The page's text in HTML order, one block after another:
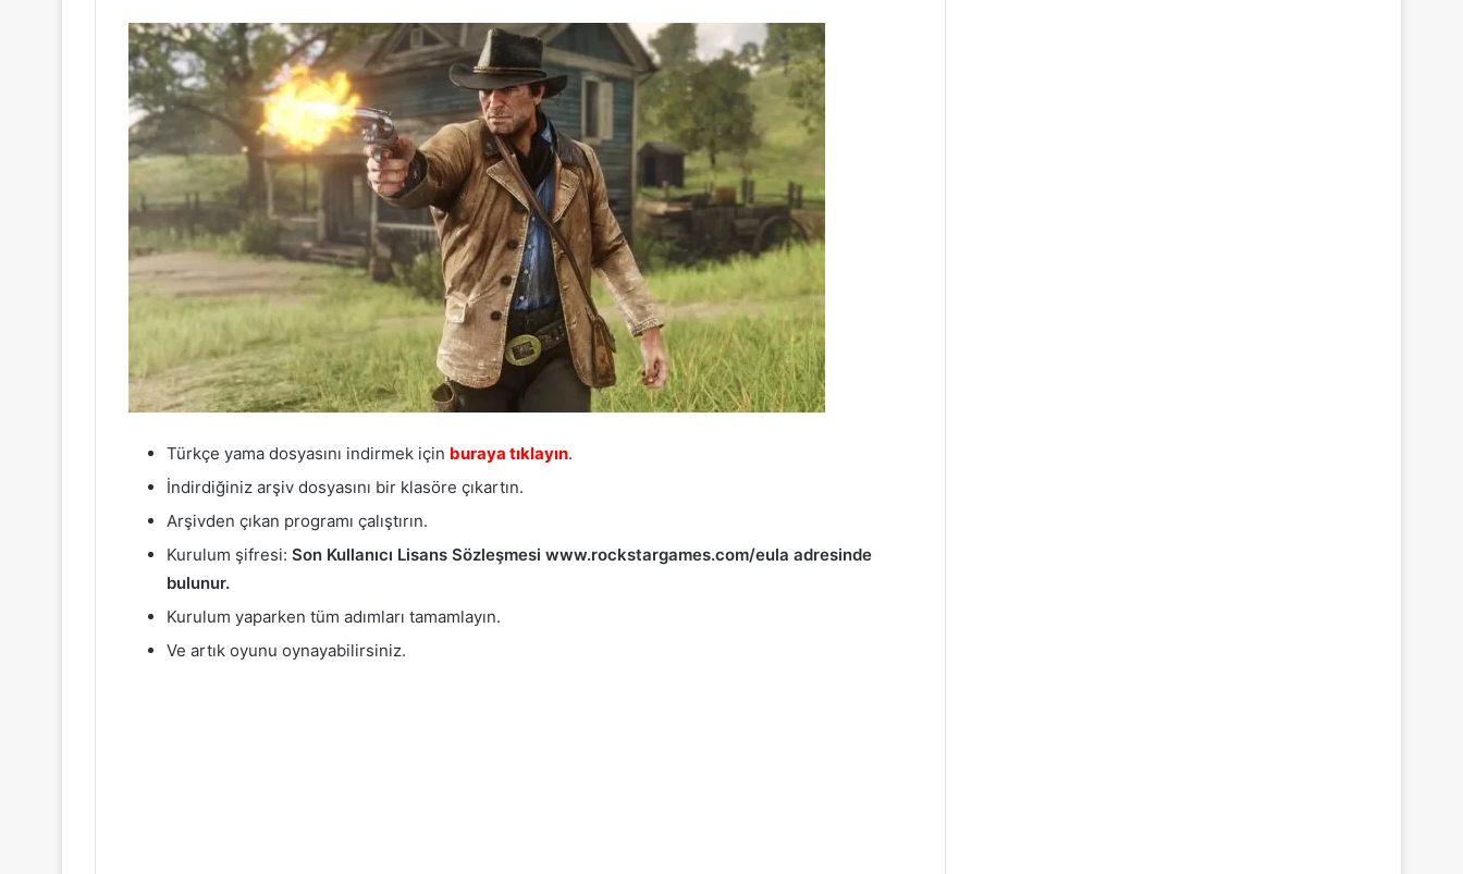
Türkçe yama dosyasını indirmek için buraya tıklayın.
İndirdiğiniz arşiv dosyasını bir klasöre çıkartın.
Arşivden çıkan programı çalıştırın.
Kurulum şifresi: Son Kullanıcı Lisans Sözleşmesi www.rockstargames.com/eula adresinde
bulunur.
Kurulum yaparken tüm adımları tamamlayın.
Ve artık oyunu oynayabilirsiniz.